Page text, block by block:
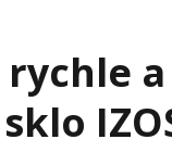
a